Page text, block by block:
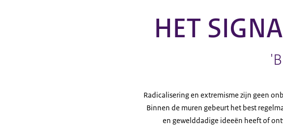
HET
Radicalisering en extremisme zijn geen
Binnen de muren gebeurt het best
en gewelddadige ideeën heeft of